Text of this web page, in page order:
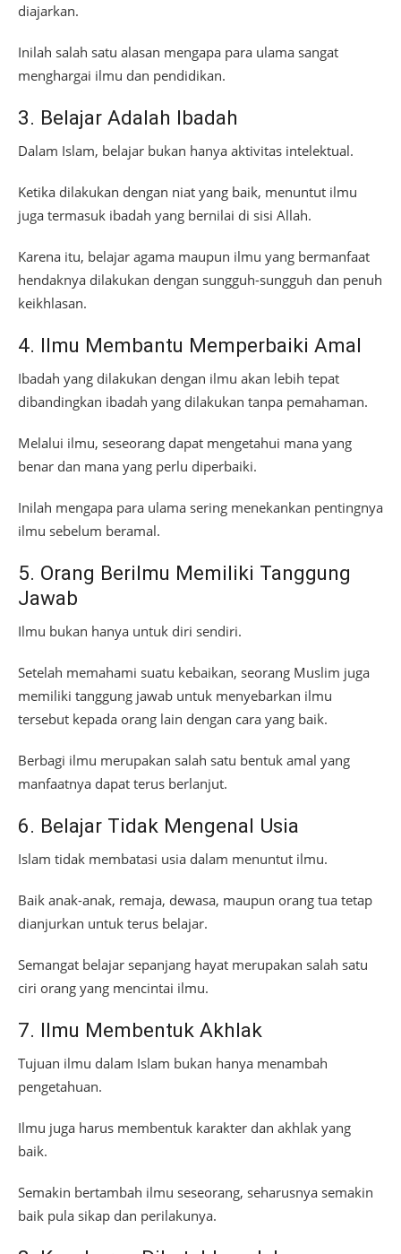
diajarkan.
Inilah salah satu alasan mengapa para ulama sangat
menghargai ilmu dan pendidikan.
3. Belajar Adalah Ibadah
Dalam Islam, belajar bukan hanya aktivitas intelektual.
Ketika dilakukan dengan niat yang baik, menuntut ilmu
juga termasuk ibadah yang bernilai di sisi Allah.
Karena itu, belajar agama maupun ilmu yang bermanfaat
hendaknya dilakukan dengan sungguh-sungguh dan penuh
keikhlasan.
4. Ilmu Membantu Memperbaiki Amal
Ibadah yang dilakukan dengan ilmu akan lebih tepat
dibandingkan ibadah yang dilakukan tanpa pemahaman.
Melalui ilmu, seseorang dapat mengetahui mana yang
benar dan mana yang perlu diperbaiki.
Inilah mengapa para ulama sering menekankan pentingnya
ilmu sebelum beramal.
5. Orang Berilmu Memiliki Tanggung
Jawab
Ilmu bukan hanya untuk diri sendiri.
Setelah memahami suatu kebaikan, seorang Muslim juga
memiliki tanggung jawab untuk menyebarkan ilmu
tersebut kepada orang lain dengan cara yang baik.
Berbagi ilmu merupakan salah satu bentuk amal yang
manfaatnya dapat terus berlanjut.
6. Belajar Tidak Mengenal Usia
Islam tidak membatasi usia dalam menuntut ilmu.
Baik anak-anak, remaja, dewasa, maupun orang tua tetap
dianjurkan untuk terus belajar.
Semangat belajar sepanjang hayat merupakan salah satu
ciri orang yang mencintai ilmu.
7. Ilmu Membentuk Akhlak
Tujuan ilmu dalam Islam bukan hanya menambah
pengetahuan.
Ilmu juga harus membentuk karakter dan akhlak yang
baik.
Semakin bertambah ilmu seseorang, seharusnya semakin
baik pula sikap dan perilakunya.